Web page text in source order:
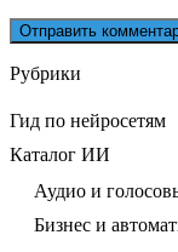
Рубрики
Гид по нейросетям
Каталог ИИ
Аудио и
Бизнес и